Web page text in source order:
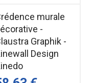
murale
-
Graphik -
Design